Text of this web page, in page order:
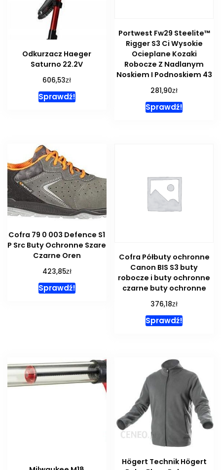
Odkurzacz Haeger
Saturno 22.2V
606,53zł
Sprawdź!
Portwest Fw29 Steelite™
Rigger S3 Ci Wysokie
Ocieplane Kozaki
Robocze Z Nadlanym
Noskiem I Podnoskiem 43
281,90zł
Sprawdź!
Cofra 79 0 003 Defence S1
P Src Buty Ochronne Szare
Czarne Oren
423,85zł
Sprawdź!
Cofra Półbuty ochronne
Canon BIS S3 buty
robocze i buty ochronne
czarne buty ochronne
376,18zł
Sprawdź!
Högert Technik Högert